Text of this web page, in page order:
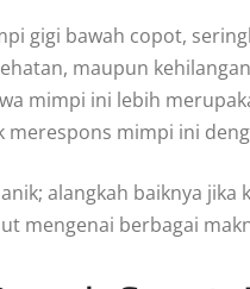
gigi bawah copot,
maupun
mimpi ini lebih
mimpi ini
alangkah baiknya
mengenai berbagai